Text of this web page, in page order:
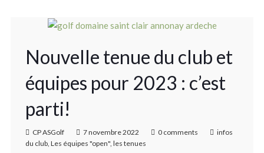
Nouvelle tenue du club et
équipes pour 2023 : c’est
parti!
CP ASGolf 7 novembre 2022 0 comments
infos
du club, Les équipes "open", les tenues